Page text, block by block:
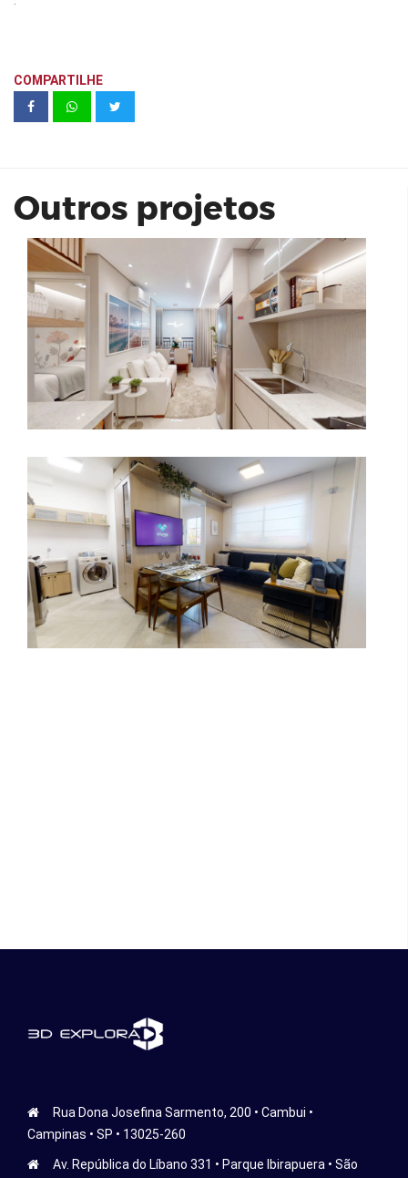
COMPARTILHE
Outros projetos
Enjoy Santo Amaro | Zinco Inc.
Vivaz Estação Guaianases
HANDY PARAISO - NISS
Rua Dona Josefina Sarmento, 200 • Cambui •
Campinas • SP • 13025-260
Av. República do Líbano 331 • Parque Ibirapuera • São